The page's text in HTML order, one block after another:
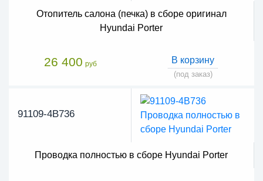
Отопитель салона (печка) в сборе оригинал
Hyundai Porter
26 400 руб В корзину
(под заказ)
91109-4B736
Проводка полностью в сборе Hyundai Porter